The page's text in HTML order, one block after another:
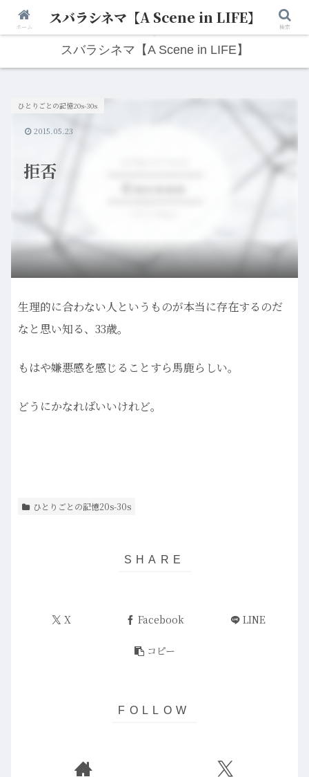
人生は“ひとりごと”から始まる。映画と写真と日々のこと。
スバラシネマ【A Scene in LIFE】
拒否
ひとりごとの記憶20s-30s
2015.05.23
生理的に合わない人というものが本当に存在するのだ
なと思い知る、33歳。
もはや嫌悪感を感じることすら馬鹿らしい。
どうにかなればいいけれど。
ひとりごとの記憶20s-30s
X Facebook LINE
コピー
ホーム スバラシネマ【A Scene in LIFE】 検索